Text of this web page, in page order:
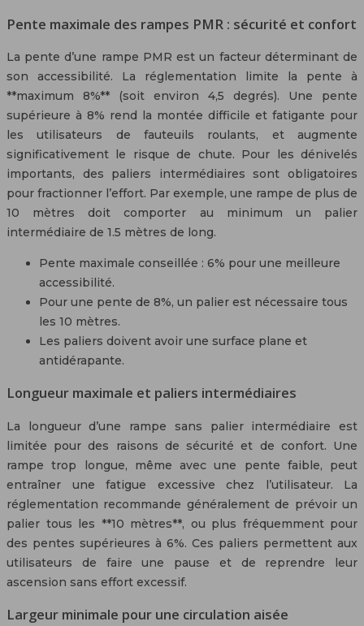
Pente maximale des rampes PMR : sécurité et confort
La pente d’une rampe PMR est un facteur déterminant de
son accessibilité. La réglementation limite la pente à
**maximum 8%** (soit environ 4,5 degrés). Une pente
supérieure à 8% rend la montée difficile et fatigante pour
les utilisateurs de fauteuils roulants, et augmente
significativement le risque de chute. Pour les dénivelés
importants, des paliers intermédiaires sont obligatoires
pour fractionner l’effort. Par exemple, une rampe de plus de
10 mètres doit comporter au minimum un palier
intermédiaire de 1.5 mètres de long.
Pente maximale conseillée : 6% pour une meilleure
accessibilité.
Pour une pente de 8%, un palier est nécessaire tous
les 10 mètres.
Les paliers doivent avoir une surface plane et
antidérapante.
Longueur maximale et paliers intermédiaires
La longueur d’une rampe sans palier intermédiaire est
limitée pour des raisons de sécurité et de confort. Une
rampe trop longue, même avec une pente faible, peut
entraîner une fatigue excessive chez l’utilisateur. La
réglementation recommande généralement de prévoir un
palier tous les **10 mètres**, ou plus fréquemment pour
des pentes supérieures à 6%. Ces paliers permettent aux
utilisateurs de faire une pause et de reprendre leur
ascension sans effort excessif.
Largeur minimale pour une circulation aisée